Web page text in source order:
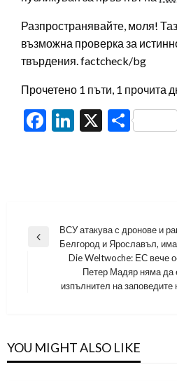
Разпространявайте, моля!
възможна проверка за
твърдения. factcheck/bg
Прочетено 1 пъти, 1 прочита
Facebook
LinkedIn
X Share
Навигация
Previous
ВСУ атакува с дронове и
Белгород и Ярославъл,
Die Weltwoche: ЕС вече
Петер Мадяр няма да
изпълнител на
YOU MIGHT ALSO LIKE